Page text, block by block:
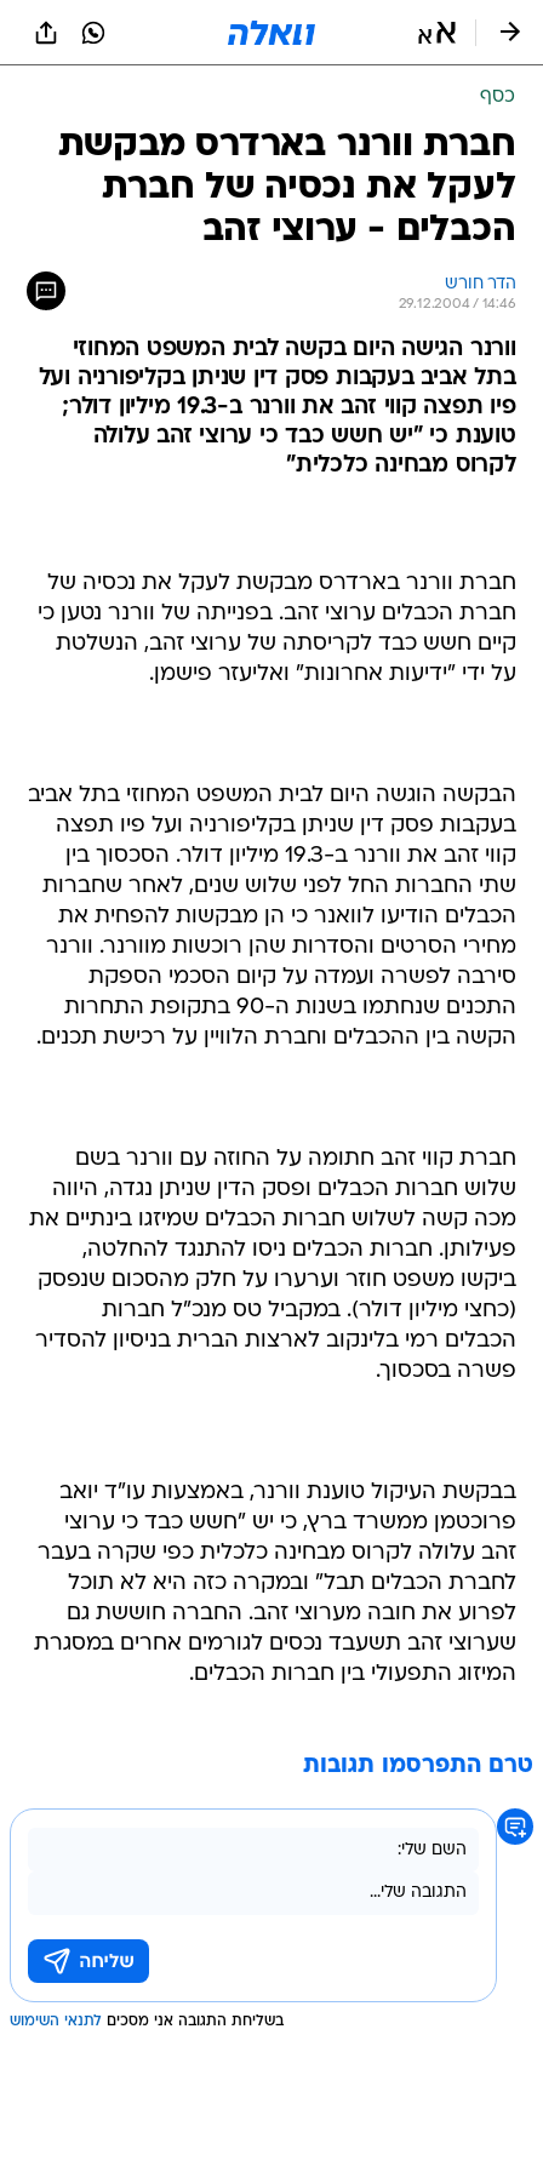
כסף
חברת וורנר בארדרס מבקשת
לעקל את נכסיה של חברת
הכבלים - ערוצי זהב
הדר חורש
29.12.2004 / 14:46
וורנר הגישה היום בקשה לבית המשפט המחוזי
בתל אביב בעקבות פסק דין שניתן בקליפורניה ועל
פיו תפצה קווי זהב את וורנר ב-19.3 מיליון דולר;
טוענת כי "יש חשש כבד כי ערוצי זהב עלולה
לקרוס מבחינה כלכלית"
חברת וורנר בארדרס מבקשת לעקל את נכסיה של
חברת הכבלים ערוצי זהב. בפנייתה של וורנר נטען כי
קיים חשש כבד לקריסתה של ערוצי זהב, הנשלטת
על ידי "ידיעות אחרונות" ואליעזר פישמן.
הבקשה הוגשה היום לבית המשפט המחוזי בתל אביב
בעקבות פסק דין שניתן בקליפורניה ועל פיו תפצה
קווי זהב את וורנר ב-19.3 מיליון דולר. הסכסוך בין
שתי החברות החל לפני שלוש שנים, לאחר שחברות
הכבלים הודיעו לוואנר כי הן מבקשות להפחית את
מחירי הסרטים והסדרות שהן רוכשות מוורנר. וורנר
סירבה לפשרה ועמדה על קיום הסכמי הספקת
התכנים שנחתמו בשנות ה-90 בתקופת התחרות
הקשה בין ההכבלים וחברת הלוויין על רכישת תכנים.
חברת קווי זהב חתומה על החוזה עם וורנר בשם
שלוש חברות הכבלים ופסק הדין שניתן נגדה, היווה
מכה קשה לשלוש חברות הכבלים שמיזגו בינתיים את
פעילותן. חברות הכבלים ניסו להתנגד להחלטה,
ביקשו משפט חוזר וערערו על חלק מהסכום שנפסק
(כחצי מיליון דולר). במקביל טס מנכ"ל חברות
הכבלים רמי בלינקוב לארצות הברית בניסיון להסדיר
פשרה בסכסוך.
בבקשת העיקול טוענת וורנר, באמצעות עו"ד יואב
פרוכטמן ממשרד ברץ, כי יש "חשש כבד כי ערוצי
זהב עלולה לקרוס מבחינה כלכלית כפי שקרה בעבר
לחברת הכבלים תבל" ובמקרה כזה היא לא תוכל
לפרוע את חובה מערוצי זהב. החברה חוששת גם
שערוצי זהב תשעבד נכסים לגורמים אחרים במסגרת
המיזוג התפעולי בין חברות הכבלים.
טרם התפרסמו תגובות
בשליחת התגובה אני מסכים לתנאי השימוש